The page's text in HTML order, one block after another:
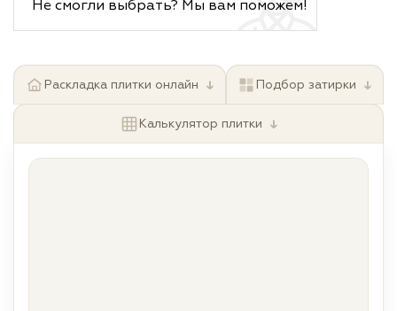
Не смогли выбрать? Мы вам поможем!
Раскладка плитки онлайн ↓ Подбор затирки ↓
Калькулятор плитки ↓